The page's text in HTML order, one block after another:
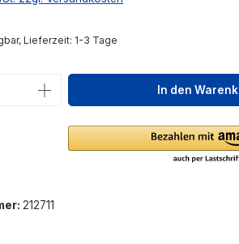
Lieferzeit: 1-3 Tage
Anzahl: Gib denIn den
212711